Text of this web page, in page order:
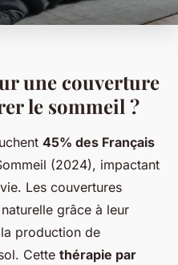
une couverture
le sommeil ?
45% des Français
(2024), impactant
Les couvertures
grâce à leur
production de
Cette thérapie par